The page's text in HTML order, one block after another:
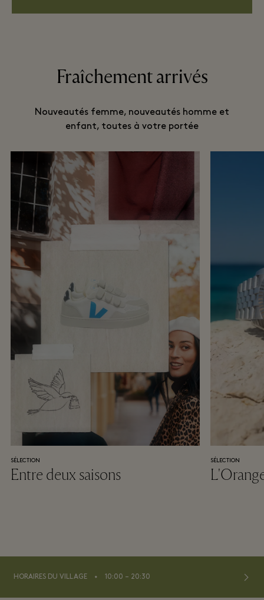
Fraîchement arrivés
Nouveautés femme, nouveautés homme et
enfant, toutes à votre portée
SÉLECTION
Entre deux saisons
SÉLECTION
HORAIRES DU VILLAGE ⬩ 10:00 – 20:30